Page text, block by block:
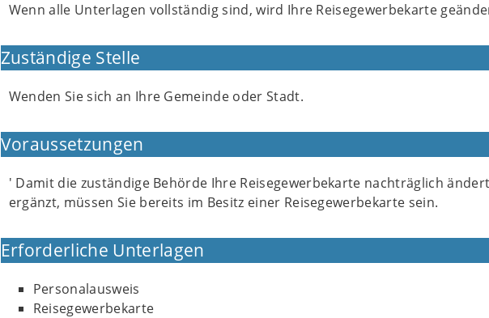
Wenn alle Unterlagen vollständig sind, wird Ihre Reisegewerbekarte
Zuständige Stelle
Wenden Sie sich an Ihre Gemeinde oder Stadt.
Voraussetzungen
' Damit die zuständige Behörde Ihre Reisegewerbekarte nachträglich
ergänzt, müssen Sie bereits im Besitz einer Reisegewerbekarte sein.
Erforderliche Unterlagen
Personalausweis
Reisegewerbekarte